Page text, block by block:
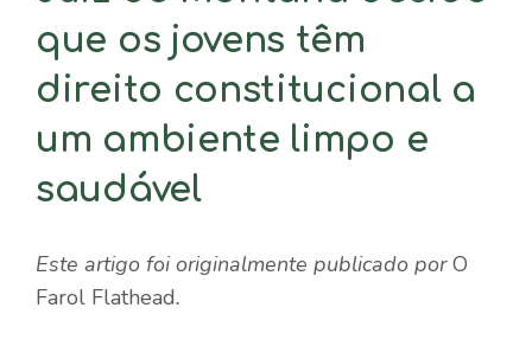
que os jovens têm
direito constitucional a
um ambiente limpo e
saudável
Este artigo foi originalmente publicado porO
Farol Flathead.